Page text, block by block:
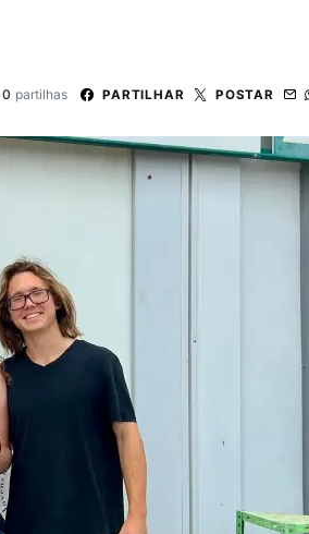
0 partilhas PARTILHAR POSTAR